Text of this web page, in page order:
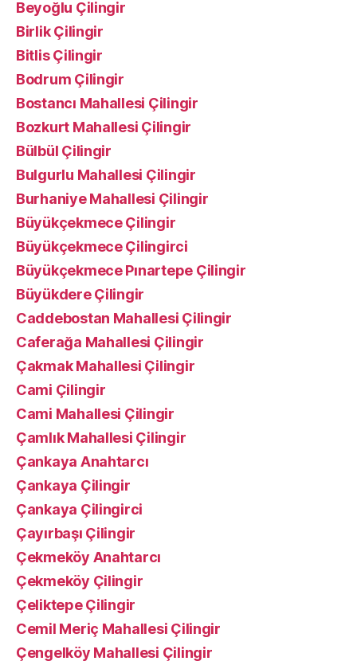
Beyoğlu Çilingir
Birlik Çilingir
Bitlis Çilingir
Bodrum Çilingir
Bostancı Mahallesi Çilingir
Bozkurt Mahallesi Çilingir
Bülbül Çilingir
Bulgurlu Mahallesi Çilingir
Burhaniye Mahallesi Çilingir
Büyükçekmece Çilingir
Büyükçekmece Çilingirci
Büyükçekmece Pınartepe Çilingir
Büyükdere Çilingir
Caddebostan Mahallesi Çilingir
Caferağa Mahallesi Çilingir
Çakmak Mahallesi Çilingir
Cami Çilingir
Cami Mahallesi Çilingir
Çamlık Mahallesi Çilingir
Çankaya Anahtarcı
Çankaya Çilingir
Çankaya Çilingirci
Çayırbaşı Çilingir
Çekmeköy Anahtarcı
Çekmeköy Çilingir
Çeliktepe Çilingir
Cemil Meriç Mahallesi Çilingir
Çengelköy Mahallesi Çilingir